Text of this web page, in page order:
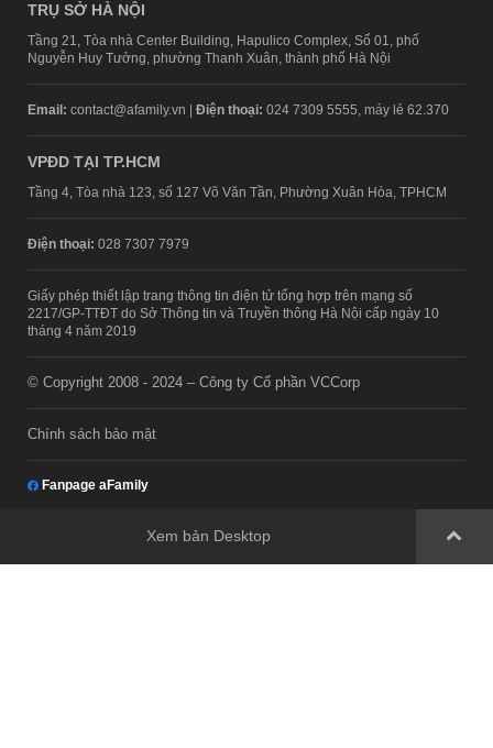
TRỤ SỞ HÀ NỘI
Tầng 21, Tòa nhà Center Building, Hapulico Complex, Số 01, phố
Nguyễn Huy Tưởng, phường Thanh Xuân, thành phố Hà Nội
Email: contact@afamily.vn | Điện thoại: 024 7309 5555, máy lẻ 62.370
VPĐD TẠI TP.HCM
Tầng 4, Tòa nhà 123, số 127 Võ Văn Tần, Phường Xuân Hòa, TPHCM
Điện thoại: 028 7307 7979
Giấy phép thiết lập trang thông tin điện tử tổng hợp trên mạng số
2217/GP-TTĐT do Sở Thông tin và Truyền thông Hà Nội cấp ngày 10
tháng 4 năm 2019
© Copyright 2008 - 2024 – Công ty Cổ phần VCCorp
Chính sách bảo mật
Fanpage aFamily
Xem bản Desktop